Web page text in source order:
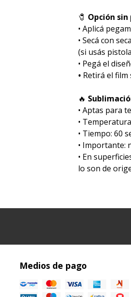
🧷 Opción
• Aplicá
• Secá con
(si usás
• Pegá el
• Retirá el
🔥
•⁠ ⁠Aptas para
•⁠
•⁠ ⁠Tiempo: 60
•⁠ ⁠Importante:
•⁠ ⁠En
lo son de
Medios de pago